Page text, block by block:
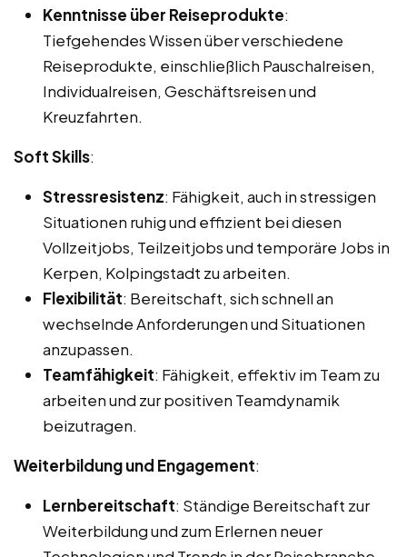
Kenntnisse über Reiseprodukte:
Tiefgehendes Wissen über verschiedene
Reiseprodukte, einschließlich Pauschalreisen,
Individualreisen, Geschäftsreisen und
Kreuzfahrten.
Soft Skills:
Stressresistenz: Fähigkeit, auch in stressigen
Situationen ruhig und effizient bei diesen
Vollzeitjobs, Teilzeitjobs und temporäre Jobs in
Kerpen, Kolpingstadt zu arbeiten.
Flexibilität: Bereitschaft, sich schnell an
wechselnde Anforderungen und Situationen
anzupassen.
Teamfähigkeit: Fähigkeit, effektiv im Team zu
arbeiten und zur positiven Teamdynamik
beizutragen.
Weiterbildung und Engagement:
Lernbereitschaft: Ständige Bereitschaft zur
Weiterbildung und zum Erlernen neuer